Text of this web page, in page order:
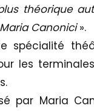
théorique
Canonici».
spécialité
les
par Maria